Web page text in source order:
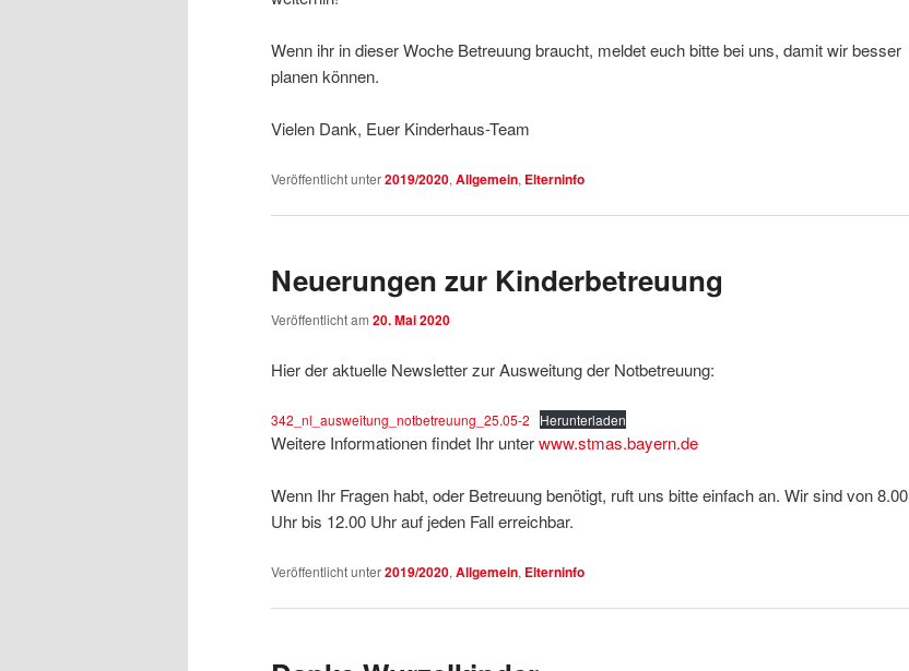
Wenn ihr in dieser Woche Betreuung braucht, meldet euch bitte bei uns, damit wir besser
planen können.
Vielen Dank, Euer Kinderhaus-Team
Veröffentlicht unter2019/2020, Allgemein, Elterninfo
Neuerungen zur Kinderbetreuung
Veröffentlicht am 20. Mai 2020
Hier der aktuelle Newsletter zur Ausweitung der Notbetreuung:
342_nl_ausweitung_notbetreuung_25.05-2 Herunterladen
Weitere Informationen findet Ihr unterwww.stmas.bayern.de
Wenn Ihr Fragen habt, oder Betreuung benötigt, ruft uns bitte einfach an. Wir sind von 8.00
Uhr bis 12.00 Uhr auf jeden Fall erreichbar.
Veröffentlicht unter2019/2020, Allgemein, Elterninfo